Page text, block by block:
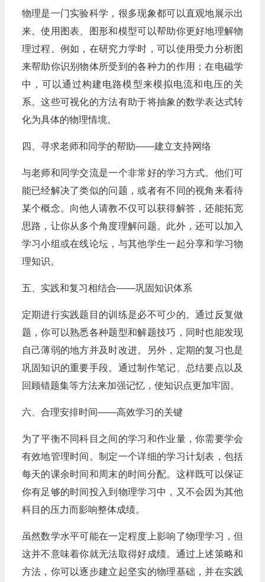
物理是一门实验科学，很多现象都可以直观地展示出
来。使用图表、图形和模型可以帮助你更好地理解物
理过程。例如，在研究力学时，可以使用受力分析图
来帮助你识别物体所受到的各种力的作用；在电磁学
中，可以通过构建电路模型来模拟电流和电压的关
系。这些可视化的方法有助于将抽象的数学表达式转
化为具体的物理情境。
四、寻求老师和同学的帮助——建立支持网络
与老师和同学交流是一个非常好的学习方式。他们可
能已经解决了类似的问题，或者有不同的视角来看待
某个概念。向他人请教不仅可以获得解答，还能拓宽
思路，让你从多个角度理解问题。此外，还可以加入
学习小组或在线论坛，与其他学生一起分享和学习物
理知识。
五、实践和复习相结合——巩固知识体系
定期进行实践题目的训练是必不可少的。通过反复做
题，你可以熟悉各种题型和解题技巧，同时也能发现
自己薄弱的地方并及时改进。另外，定期的复习也是
巩固知识的重要手段。通过制作笔记、总结要点以及
回顾错题集等方法来加强记忆，使知识点更加牢固。
六、合理安排时间——高效学习的关键
为了平衡不同科目之间的学习和作业量，你需要学会
有效地管理时间。制定一个详细的学习计划表，包括
每天的课余时间和周末的时间分配。这样既可以保证
你有足够的时间投入到物理学习中，又不会因为其他
科目的压力而影响整体成绩。
虽然数学水平可能在一定程度上影响了物理学习，但
这并不意味着你就无法取得好成绩。通过上述策略和
方法，你可以逐步建立起坚实的物理基础，并在实践